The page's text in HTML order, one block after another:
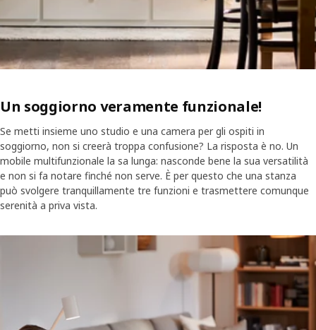
Un soggiorno veramente funzionale!
Se metti insieme uno studio e una camera per gli ospiti in
soggiorno, non si creerà troppa confusione? La risposta è no. Un
mobile multifunzionale la sa lunga: nasconde bene la sua versatilità
e non si fa notare finché non serve. È per questo che una stanza
può svolgere tranquillamente tre funzioni e trasmettere comunque
serenità a priva vista.